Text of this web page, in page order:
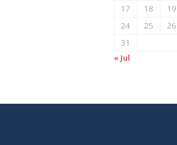
17
18 19
24
25 26
31
« Jul